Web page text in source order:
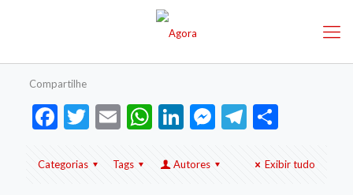
Compartilhe
Facebook
Twitter
EmailWhatsApp
LinkedIn
Messenger
Telegram
Share
Categorias Tags Autores Exibir tudo